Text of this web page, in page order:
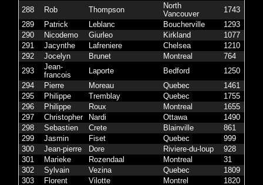
288
Rob Thompson
North
Vancouver
1743
289
Patrick Leblanc Boucherville 1293
290
Nicodemo Giurleo Kirkland 1077
291
Jacynthe Lafreniere Chelsea 1210
292
Jocelyn Brunet Montreal 764
293
Jean-
francois
Laporte Bedford 1250
294
Pierre Moreau Quebec 1461
295
Philippe Tremblay Quebec 1755
296
Philippe Roux Montreal 1655
297
Christopher Nardi Ottawa 1490
298
Sebastien Crete Blainville 861
299
Jasmin Fiset Quebec 999
300
Jean-pierre Dore Riviere-du-loup 928
301
Marieke Rozendaal Montreal 31
302
Sylvain Vezina Quebec 1809
303
Florent Vilotte Montrel 1820